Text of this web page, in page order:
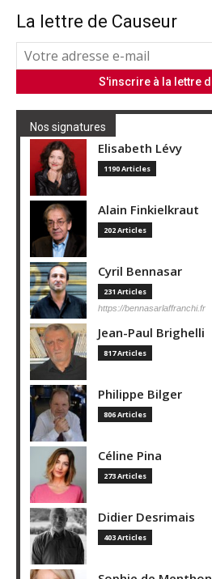
La lettre de Causeur
Nos signatures
Elisabeth Lévy
1190 Articles
Alain Finkielkraut
202 Articles
Cyril Bennasar
231 Articles
https://bennasarlaffranchi.fr
Jean-Paul Brighelli
817 Articles
Philippe Bilger
806 Articles
Céline Pina
273 Articles
Didier Desrimais
403 Articles